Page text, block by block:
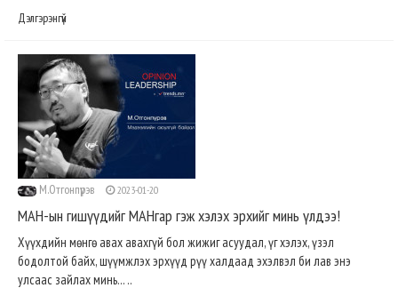
Дэлгэрэнгүй
М.Отгонпүрэв 2023-01-20
МАН-ын гишүүдийг МАНгар гэж хэлэх эрхийг минь үлдээ!
Хүүхдийн мөнгө авах авахгүй бол жижиг асуудал, үг хэлэх, үзэл
бодолтой байх, шүүмжлэх эрхүүд рүү халдаад эхэлвэл би лав энэ
улсаас зайлах минь... ..